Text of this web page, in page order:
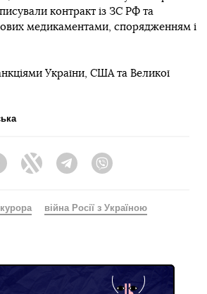
контракт із ЗС РФ та
медикаментами, спорядженням і
України, США та Великої
FacebookTwitter Telegram
війна Росії з Україною